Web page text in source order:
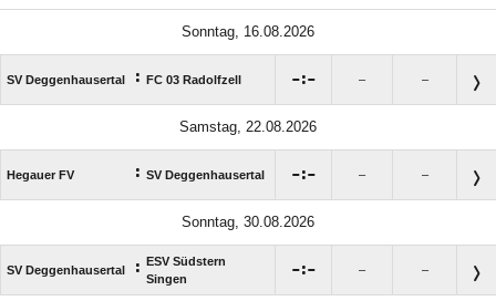
Sonntag, 16.08.2026
SV Deggenhausertal : FC 03 Radolfzell : – –
Samstag, 22.08.2026
Hegauer FV : SV Deggenhausertal : – –
Sonntag, 30.08.2026
SV Deggenhausertal : ESV Südstern
Singen
: – –